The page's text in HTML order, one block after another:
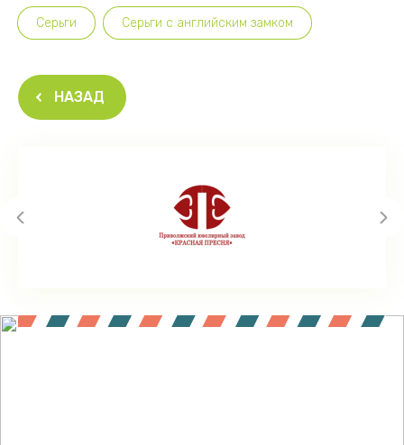
Серьги Серьги с английским замком
НАЗАД